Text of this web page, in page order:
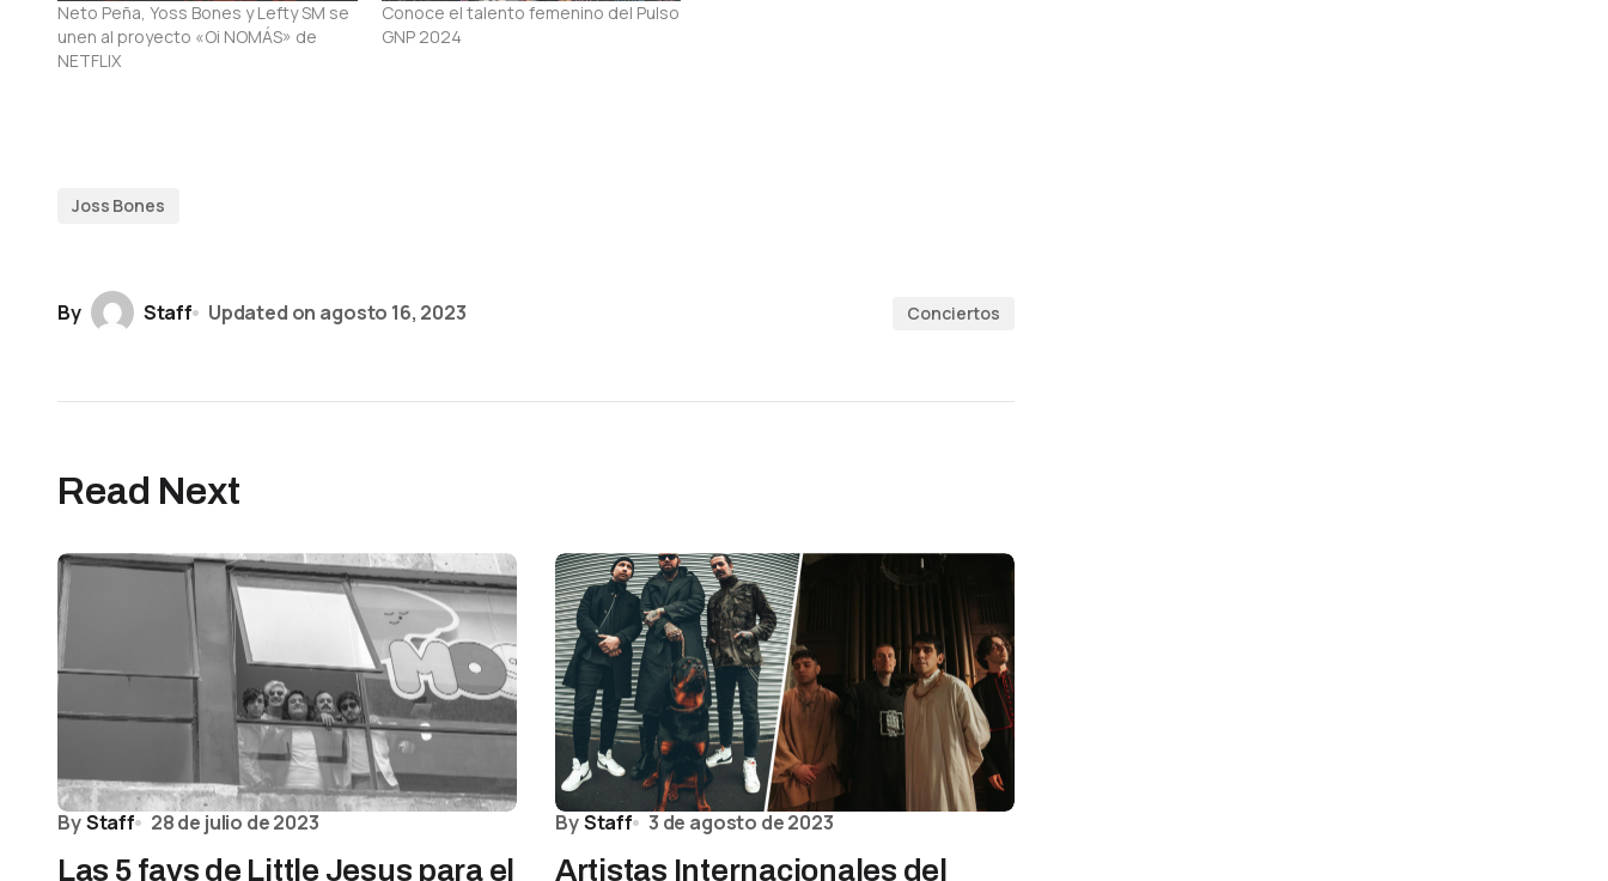
Neto Peña, Yoss Bones y Lefty SM se
unen al proyecto «Oi NOMÁS» de
NETFLIX
Conoce el talento femenino del Pulso
GNP 2024
Joss Bones
By Staff Updated on agosto 16, 2023 Conciertos
Read Next
ByStaff 28 de julio de 2023
Las 5 favs de Little Jesus para el
ByStaff 3 de agosto de 2023
Artistas Internacionales del